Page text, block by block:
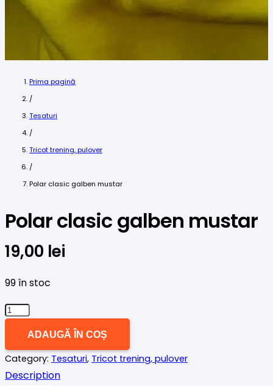
Prima pagină
/
Tesaturi
/
Tricot trening, pulover
/
Polar clasic galben mustar
Polar clasic galben mustar
19,00 lei
99 în stoc
Cantitate
galben
mustar
ADAUGĂ ÎN COȘ
Category: Tesaturi, Tricot trening, pulover
Description